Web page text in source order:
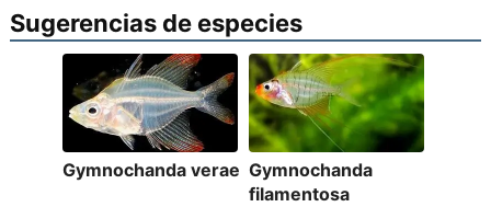
Sugerencias de especies
Gymnochanda verae Gymnochanda
filamentosa